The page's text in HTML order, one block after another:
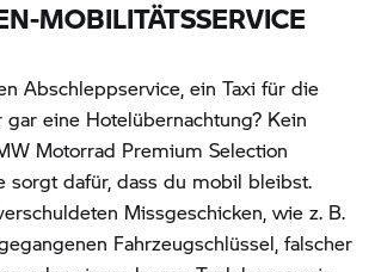
MOBILITÄTSSERVICE
Abschleppservice, ein Taxi für die
eine Hotelübernachtung? Kein
Motorrad Premium Selection
sorgt dafür, dass du mobil bleibst.
Missgeschicken, wie z. B.
Fahrzeugschlüssel, falscher